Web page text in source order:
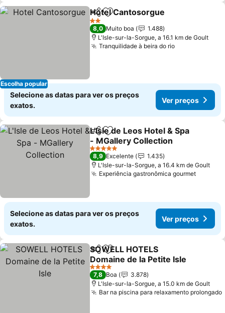
Escolha popular
PartilharAdicionar aos favoritos
Hotel Cantosorgue
2 Estrelas
8,0 Muito boa
1.488
L'Isle-sur-la-Sorgue, a 16.1 km de Goult
Tranquilidade à beira do rioVer preços
Selecione as datas para ver os preços
exatos.
Ver preços
PartilharAdicionar aos favoritos
L'Isle de Leos Hotel & Spa
- MGallery Collection
Ver preços
5 Estrelas
8,9 Excelente
1.435
L'Isle-sur-la-Sorgue, a 16.4 km de Goult
Experiência gastronômica gourmetVer
Selecione as datas para ver os preços
exatos.
Ver preços
PartilharAdicionar aos favoritos
SOWELL HOTELS
Domaine de la Petite Isle
Ver preços
4 Estrelas
7,8 Boa
3.878
L'Isle-sur-la-Sorgue, a 15.0 km de Goult
Bar na piscina para relaxamento prolongado